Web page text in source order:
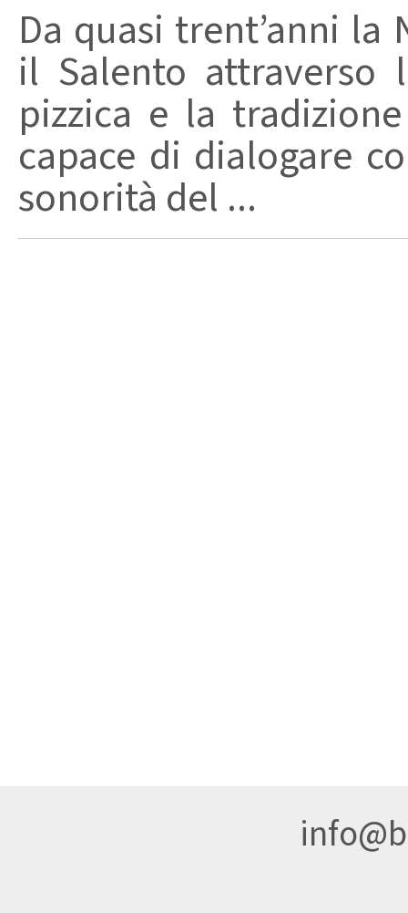
Da quasi trent’anni
il Salento attraverso
pizzica e la
capace di dialogare
sonorità del ...